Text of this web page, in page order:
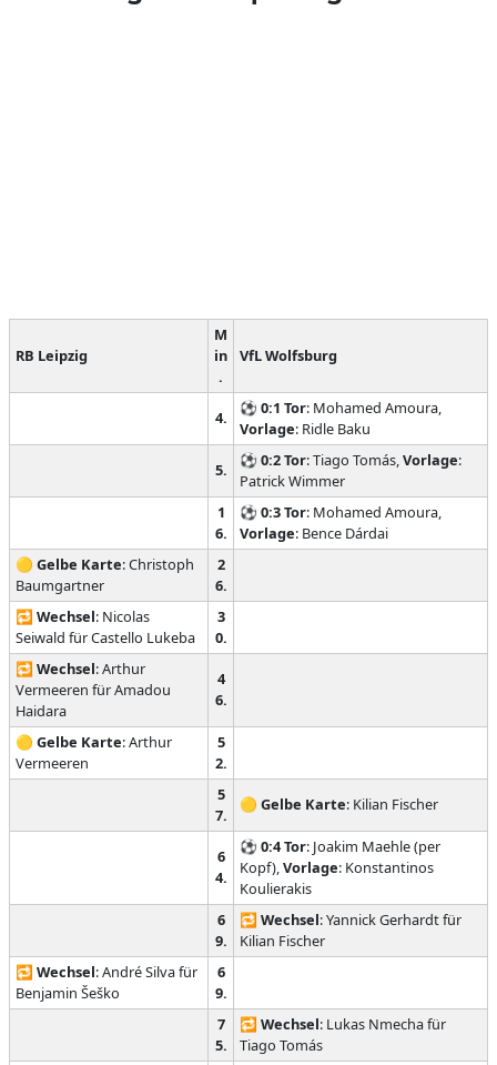
RB Leipzig
M
in
.
VfL Wolfsburg
4. ⚽ 0:1 Tor: Mohamed Amoura,
Vorlage: Ridle Baku
5. ⚽ 0:2Tor: Tiago Tomás,Vorlage:
Patrick Wimmer
1
6.
⚽ 0:3Tor: Mohamed Amoura,
Vorlage: Bence Dárdai
🟡 Gelbe Karte: Christoph
Baumgartner
2
6.
🔁 Wechsel: Nicolas
Seiwald für Castello Lukeba
3
0.
🔁 Wechsel: Arthur
Vermeeren für Amadou
Haidara
4
6.
🟡 Gelbe Karte: Arthur
Vermeeren
5
2.
5
7.
🟡 Gelbe Karte: Kilian Fischer
6
4.
⚽ 0:4Tor: Joakim Maehle (per
Kopf),Vorlage: Konstantinos
Koulierakis
6
9.
🔁 Wechsel: Yannick Gerhardt für
Kilian Fischer
🔁 Wechsel: André Silva für
Benjamin Šeško
6
9.
7
5.
🔁 Wechsel: Lukas Nmecha für
Tiago Tomás